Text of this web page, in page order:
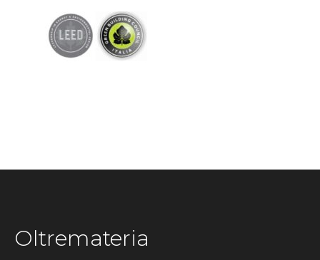
Oltremateria